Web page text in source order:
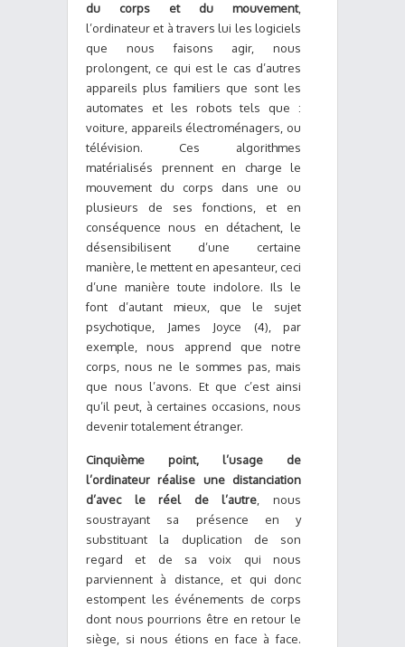
du corps et du mouvement,
l’ordinateur et à travers lui les logiciels
que nous faisons agir, nous
prolongent, ce qui est le cas d’autres
appareils plus familiers que sont les
automates et les robots tels que :
voiture, appareils électroménagers, ou
télévision. Ces algorithmes
matérialisés prennent en charge le
mouvement du corps dans une ou
plusieurs de ses fonctions, et en
conséquence nous en détachent, le
désensibilisent d’une certaine
manière, le mettent en apesanteur, ceci
d’une manière toute indolore. Ils le
font d’autant mieux, que le sujet
psychotique, James Joyce (4), par
exemple, nous apprend que notre
corps, nous ne le sommes pas, mais
que nous l’avons. Et que c’est ainsi
qu’il peut, à certaines occasions, nous
devenir totalement étranger.
Cinquième point, l’usage de
l’ordinateur réalise une distanciation
d’avec le réel de l’autre , nous
soustrayant sa présence en y
substituant la duplication de son
regard et de sa voix qui nous
parviennent à distance, et qui donc
estompent les événements de corps
dont nous pourrions être en retour le
siège, si nous étions en face à face.